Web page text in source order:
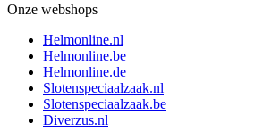
Onze webshops
Helmonline.nl
Helmonline.be
Helmonline.de
Slotenspeciaalzaak.nl
Slotenspeciaalzaak.be
Diverzus.nl